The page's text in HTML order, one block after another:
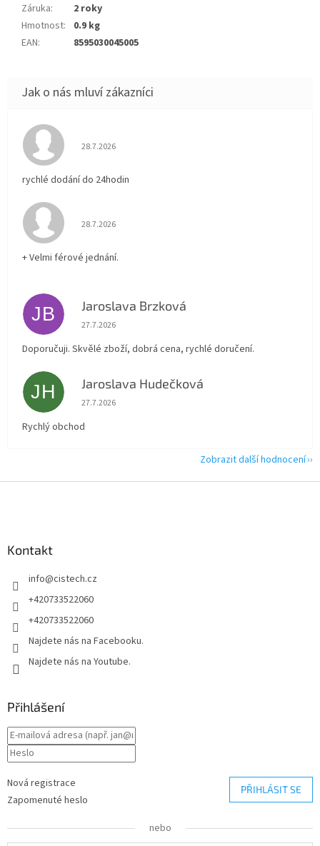
Záruka:
2 roky
Hmotnost:
0.9 kg
EAN: 8595030045005
Hodnocení obchodu je 5 z 5 hvězdiček.
28.7.2026
rychlé dodání do 24hodin
Hodnocení obchodu je 5 z 5 hvězdiček.
28.7.2026
+ Velmi férové jednání.
JB Jaroslava Brzková
Hodnocení obchodu je 5 z 5 hvězdiček.
27.7.2026
Doporučuji. Skvělé zboží, dobrá cena, rychlé doručení.
JH Jaroslava Hudečková
Hodnocení obchodu je 5 z 5 hvězdiček.
27.7.2026
Rychlý obchod
Zobrazit další hodnocení
Kontakt
info@cistech.cz
+420733522060
+420733522060
Najdete nás na Facebooku.
Najdete nás na Youtube.
Přihlášení
PŘIHLÁSIT SE
Nová registrace
Zapomenuté heslo
nebo